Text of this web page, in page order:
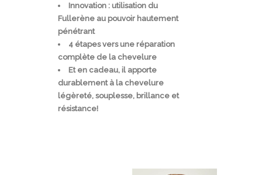
Innovation : utilisation du
Fullerène au pouvoir hautement
pénétrant
4 étapes vers une réparation
complète de la chevelure
Et en cadeau, il apporte
durablement à la chevelure
légèreté, souplesse, brillance et
résistance!